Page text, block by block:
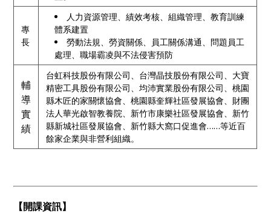
專
長
人力資源管理、績效考核、組織管理、教育訓練
體系建置
勞動法規、勞資關係、員工關係溝通、問題員工
處理、職場霸凌與不法侵害預防
輔
導
實
績
台虹科技股份有限公司、台灣晶技股份有限公司、大寶
精密工具股份有限公司、均沛實業股份有限公司、桃園
縣木匠的家關懷協會、桃園縣奎輝社區發展協會、財團
法人華光啟智教養院、新竹市康樂社區發展協會、新竹
縣新城社區發展協會、新竹縣大窩口促進會……等近百
餘家企業與非營利組織。
【開課資訊】